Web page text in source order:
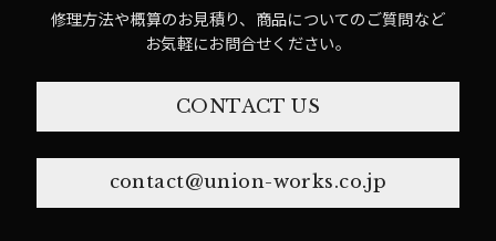
修理方法や概算のお見積り、商品についてのご質問など
お気軽にお問合せください。
CONTACT US
contact@union-works.co.jp